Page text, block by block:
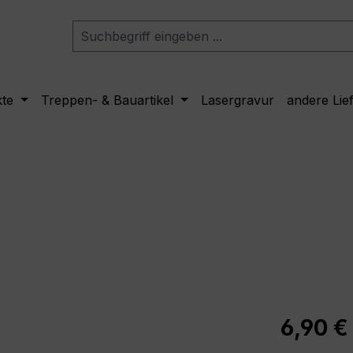
Treppen- & Bauartikel Lasergravur andere
Regulärer
6,90 €